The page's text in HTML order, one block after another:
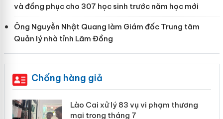
và đồng phục cho 307 học sinh trước năm học mới
Ông Nguyễn Nhật Quang làm Giám đốc Trung tâm
Quản lý nhà tỉnh Lâm Đồng
Chống hàng giả
Lào Cai xử lý 83 vụ vi phạm thương
mại trong tháng 7